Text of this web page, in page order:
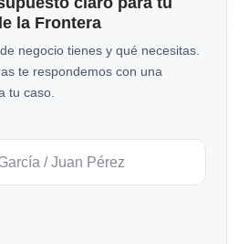
la Frontera
negocio tienes y qué necesitas.
te respondemos con una
tu caso.